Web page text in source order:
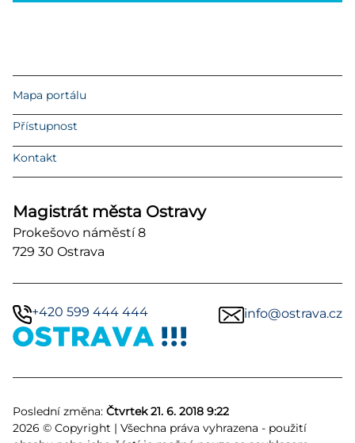
Mapa portálu
Přístupnost
Kontakt
Magistrát města Ostravy
Prokešovo náměstí 8
729 30 Ostrava
+420 599 444 444 info@ostrava.cz
Poslední změna: Čtvrtek 21. 6. 2018 9:22
2026 © Copyright | Všechna práva vyhrazena - použití